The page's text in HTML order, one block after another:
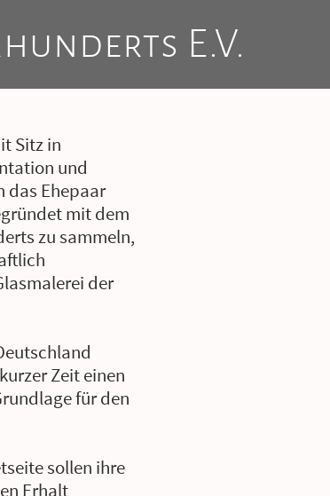
E.V.
Sitz in
und
das Ehepaar
mit dem
zu sammeln,
der
Zeit einen
für den
sollen ihre
Erhalt